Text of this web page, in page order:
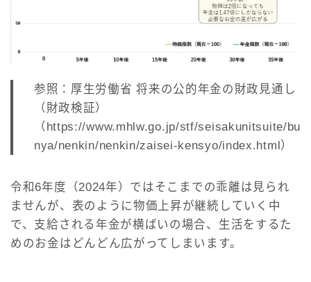
参照：厚生労働省 将来の公的年金の財政見通し
（財政検証）
（https://www.mhlw.go.jp/stf/seisakunitsuite/bu
nya/nenkin/nenkin/zaisei-kensyo/index.html）
令和6年度（2024年）ではそこまでの乖離は見られ
ませんが、表のように物価上昇が継続していく中
で、支給される年金が横ばいの場合、生活をするた
めのお金はどんどん広がってしまいます。